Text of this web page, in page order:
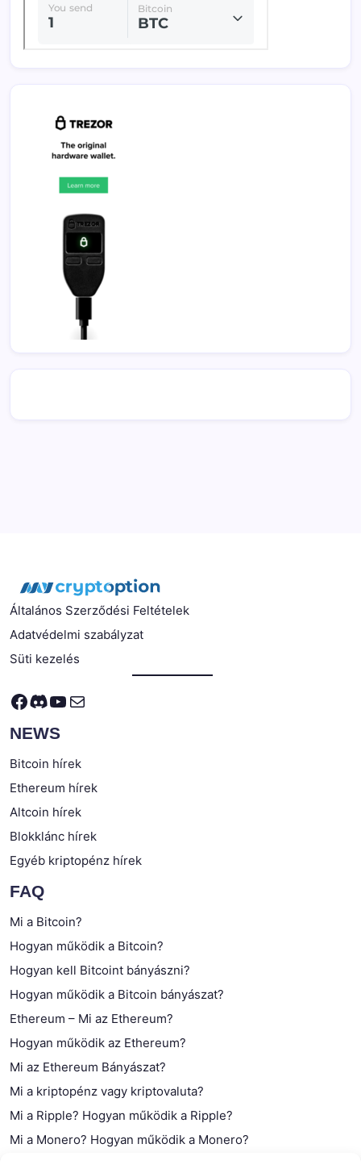
Általános Szerződési Feltételek
Adatvédelmi szabályzat
Süti kezelés
Facebook
Discord
YouTube
Mail
NEWS
Bitcoin hírek
Ethereum hírek
Altcoin hírek
Blokklánc hírek
Egyéb kriptopénz hírek
FAQ
Mi a Bitcoin?
Hogyan működik a Bitcoin?
Hogyan kell Bitcoint bányászni?
Hogyan működik a Bitcoin bányászat?
Ethereum – Mi az Ethereum?
Hogyan működik az Ethereum?
Mi az Ethereum Bányászat?
Mi a kriptopénz vagy kriptovaluta?
Mi a Ripple? Hogyan működik a Ripple?
Mi a Monero? Hogyan működik a Monero?